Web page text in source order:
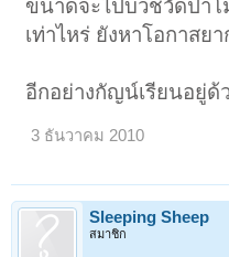
ขนาดจะไปบวชวัดป่าโ
เท่าไหร่ ยังหาโอกาสยา
อีกอย่างกัญน์เรียนอยู่ด้
3 ธันวาคม 2010
Sleeping Sheep
สมาชิก